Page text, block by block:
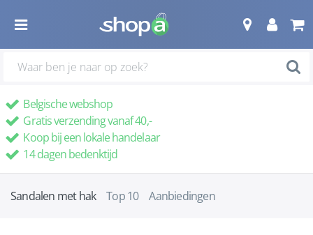
Belgische webshop
Gratis verzending vanaf 40,-
Koop bij een lokale handelaar
14 dagen bedenktijd
Sandalen met hak Top 10 Aanbiedingen